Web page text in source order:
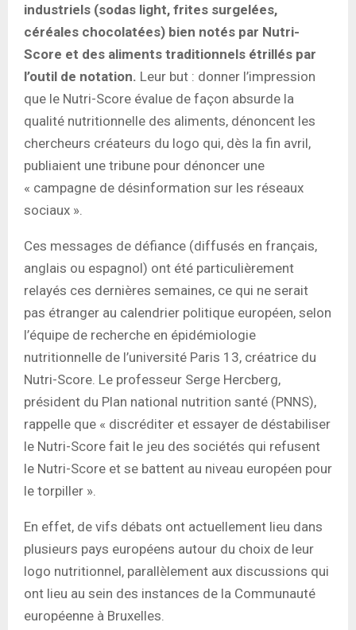
industriels (sodas light, frites surgelées,
céréales chocolatées) bien notés par Nutri-
Score et des aliments traditionnels étrillés par
l’outil de notation. Leur but : donner l’impression
que le Nutri-Score évalue de façon absurde la
qualité nutritionnelle des aliments, dénoncent les
chercheurs créateurs du logo qui, dès la fin avril,
publiaient une tribune pour dénoncer une
« campagne de désinformation sur les réseaux
sociaux ».
Ces messages de défiance (diffusés en français,
anglais ou espagnol) ont été particulièrement
relayés ces dernières semaines, ce qui ne serait
pas étranger au calendrier politique européen, selon
l’équipe de recherche en épidémiologie
nutritionnelle de l’université Paris 13, créatrice du
Nutri-Score. Le professeur Serge Hercberg,
président du Plan national nutrition santé (PNNS),
rappelle que « discréditer et essayer de déstabiliser
le Nutri-Score fait le jeu des sociétés qui refusent
le Nutri-Score et se battent au niveau européen pour
le torpiller ».
En effet, de vifs débats ont actuellement lieu dans
plusieurs pays européens autour du choix de leur
logo nutritionnel, parallèlement aux discussions qui
ont lieu au sein des instances de la Communauté
européenne à Bruxelles.